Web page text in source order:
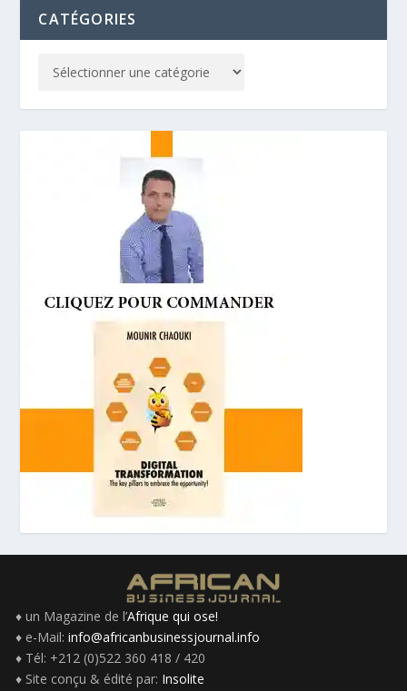
CATÉGORIES
♦ un Magazine de l’Afrique qui ose!
♦ e-Mail: info@africanbusinessjournal.info
♦ Tél: +212 (0)522 360 418 / 420
♦ Site conçu & édité par: Insolite